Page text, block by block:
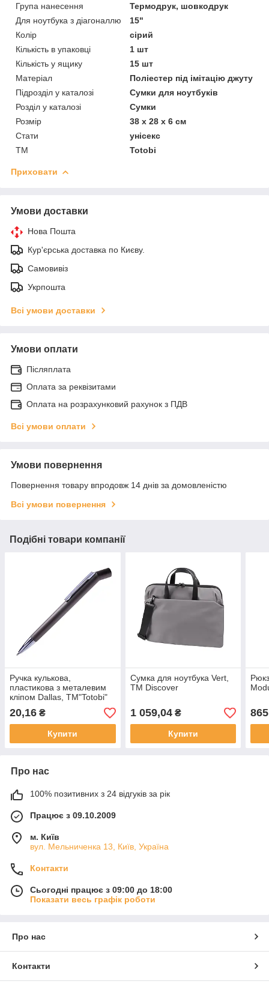
Група нанесення
Термодрук, шовкодрук
Для ноутбука з діагоналлю
15"
Колір
сірий
Кількість в упаковці
1 шт
Кількість у ящику
15 шт
Матеріал
Поліестер під імітацію джуту
Підрозділ у каталозі
Сумки для ноутбуків
Розділ у каталозі
Сумки
Розмір
38 х 28 х 6 см
Стати
унісекс
ТМ
Totobi
Приховати
Умови доставки
Нова Пошта
Кур'єрська доставка по Києву.
Самовивіз
Укрпошта
Всі умови доставки
Умови оплати
Післяплата
Оплата за реквізитами
Оплата на розрахунковий рахунок з ПДВ
Всі умови оплати
Умови повернення
Повернення товару впродовж 14 днів за домовленістю
Всі умови повернення
Подібні товари компанії
Ручка кулькова,
пластикова з металевим
кліпом Dallas, ТМ"Totobi"
20,16 ₴
Купити
Сумка для ноутбука Vert,
ТМ Discover
1 059,04₴
Купити
Про нас
100% позитивних з 24 відгуків за рік
Працює з 09.10.2009
м. Київ
вул. Мельниченка 13, Київ, Україна
Контакти
Сьогодні працює з 09:00 до 18:00
Показати весь графік роботи
Про нас
Контакти